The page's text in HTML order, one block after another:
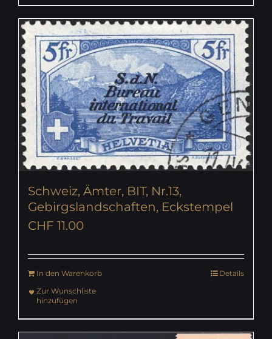
Schweiz, Ämter, BIT, Nr.13,
Gebirgslandschaften, Eckstempel
CHF 11.00
In den Warenkorb
Details
Zur Wunschliste
hinzufügen